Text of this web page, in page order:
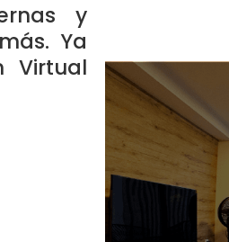
y
Ya
Virtual